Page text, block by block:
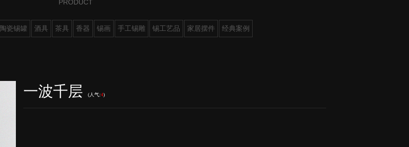
陶瓷锡罐 酒具 茶具 香器 锡画 手工锡雕 锡工艺品 家居摆件 经典案例
一波千层 (人气:4)